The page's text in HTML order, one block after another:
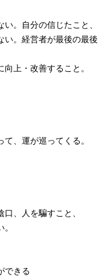
。自分の信じたこと、
い。経営者が最後の最後
上・改善すること。
、運が巡ってくる。
、人を騙すこと、
できる